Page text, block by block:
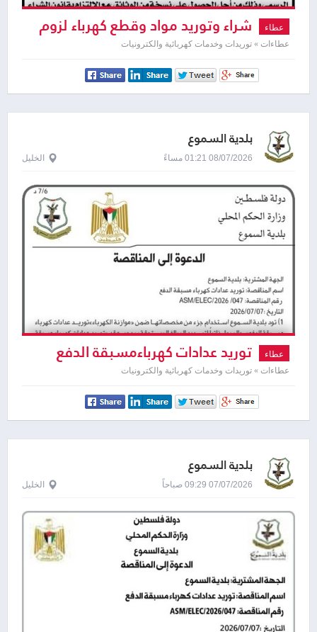
عطاء شراء وتوريد مواد وقطع كهرباء لزوم
بلدية سعير
عطاءات » توريدات وخدمات كهربائية والكترونيات
بلدية السموع
08/07/2026 01:21 مساءً الخليل
عطاء توريد عدادات كهرباءمسبقة الدفع
عطاءات » توريدات وخدمات كهربائية والكترونيات
بلدية السموع
07/07/2026 09:29 صباحاً الخليل